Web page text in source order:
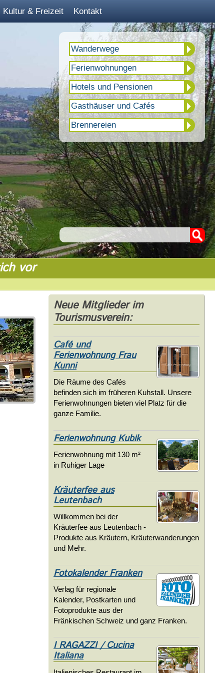
Kultur & Freizeit Kontakt
Wanderwege
Ferienwohnungen
Hotels und Pensionen
Gasthäuser und Cafés
Brennereien
vor
Neue Mitglieder im
Tourismusverein:
Café und
Ferienwohnung Frau
Kunni
Die Räume des Cafés
befinden sich im früheren Kuhstall. Unsere
Ferienwohnungen bieten viel Platz für die
ganze Familie.
Ferienwohnung Kubik
Ferienwohnung mit 130 m²
in Ruhiger Lage
Kräuterfee aus
Leutenbach
Willkommen bei der
Kräuterfee aus Leutenbach -
Produkte aus Kräutern, Kräuterwanderungen
und Mehr.
Fotokalender Franken
Verlag für regionale
Kalender, Postkarten und
Fotoprodukte aus der
Fränkischen Schweiz und ganz Franken.
I RAGAZZI / Cucina
Italiana